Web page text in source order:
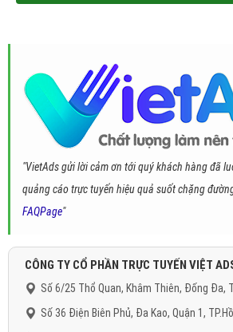
"VietAds gửi lời cảm ơn tới quý khách hàng đã
quảng cáo trực tuyến hiệu quả suốt chặng
FAQPage"
CÔNG TY CỔ PHẦN TRỰC TUYẾN VIỆT
Số 6/25 Thổ Quan, Khâm Thiên, Đống Đa,
Số 36 Điện Biên Phủ, Đa Kao, Quận 1,